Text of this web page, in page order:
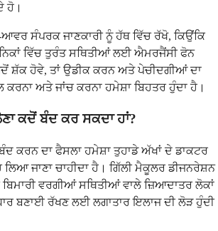
ਹੋ।
ਸੰਪਰਕ ਜਾਣਕਾਰੀ ਨੂੰ ਹੱਥ ਵਿੱਚ ਰੱਖੋ, ਕਿਉਂਕਿ
ਵਿੱਚ ਤੁਰੰਤ ਸਥਿਤੀਆਂ ਲਈ ਐਮਰਜੈਂਸੀ ਫੋਨ
ਸ਼ੱਕ ਹੋਵੇ, ਤਾਂ ਉਡੀਕ ਕਰਨ ਅਤੇ ਪੇਚੀਦਗੀਆਂ ਦਾ
ਕਰਨਾ ਅਤੇ ਜਾਂਚ ਕਰਨਾ ਹਮੇਸ਼ਾ ਬਿਹਤਰ ਹੁੰਦਾ ਹੈ।
ਕਦੋਂ ਬੰਦ ਕਰ ਸਕਦਾ ਹਾਂ?
ਕਰਨ ਦਾ ਫੈਸਲਾ ਹਮੇਸ਼ਾ ਤੁਹਾਡੇ ਅੱਖਾਂ ਦੇ ਡਾਕਟਰ
ਜਾਣਾ ਚਾਹੀਦਾ ਹੈ। ਗਿੱਲੀ ਮੈਕੂਲਰ ਡੀਜਨਰੇਸ਼ਨ
ਬਿਮਾਰੀ ਵਰਗੀਆਂ ਸਥਿਤੀਆਂ ਵਾਲੇ ਜ਼ਿਆਦਾਤਰ ਲੋਕਾਂ
ਬਣਾਈ ਰੱਖਣ ਲਈ ਲਗਾਤਾਰ ਇਲਾਜ ਦੀ ਲੋੜ ਹੁੰਦੀ